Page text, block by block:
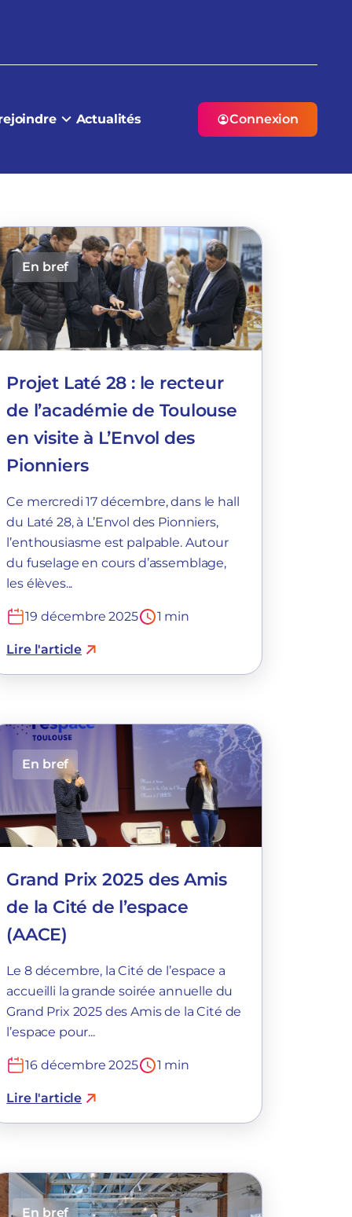
Actualités Connexion
En bref
Projet Laté 28 : le recteur
de l’académie de Toulouse
en visite à L’Envol des
Pionniers
Ce mercredi 17 décembre, dans le hall
du Laté 28, à L’Envol des Pionniers,
l’enthousiasme est palpable. Autour
du fuselage en cours d’assemblage,
les élèves...
19 décembre 2025 1 min
Lire l'article
En bref
Grand Prix 2025 des Amis
de la Cité de l’espace
(AACE)
Le 8 décembre, la Cité de l’espace a
accueilli la grande soirée annuelle du
Grand Prix 2025 des Amis de la Cité de
l’espace pour...
16 décembre 2025 1 min
Lire l'article
En bref